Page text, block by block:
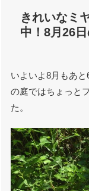
きれいなミ
中！8月26
いよいよ8月もあ
の庭ではちょっと
た。